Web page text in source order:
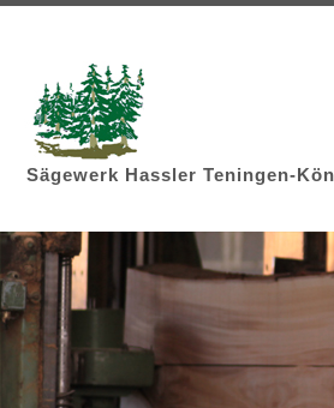
Sägewerk Hassler Teningen-